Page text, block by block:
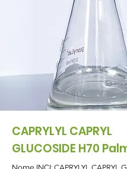
CAPRYLYL CAPRYL
GLUCOSIDE H70